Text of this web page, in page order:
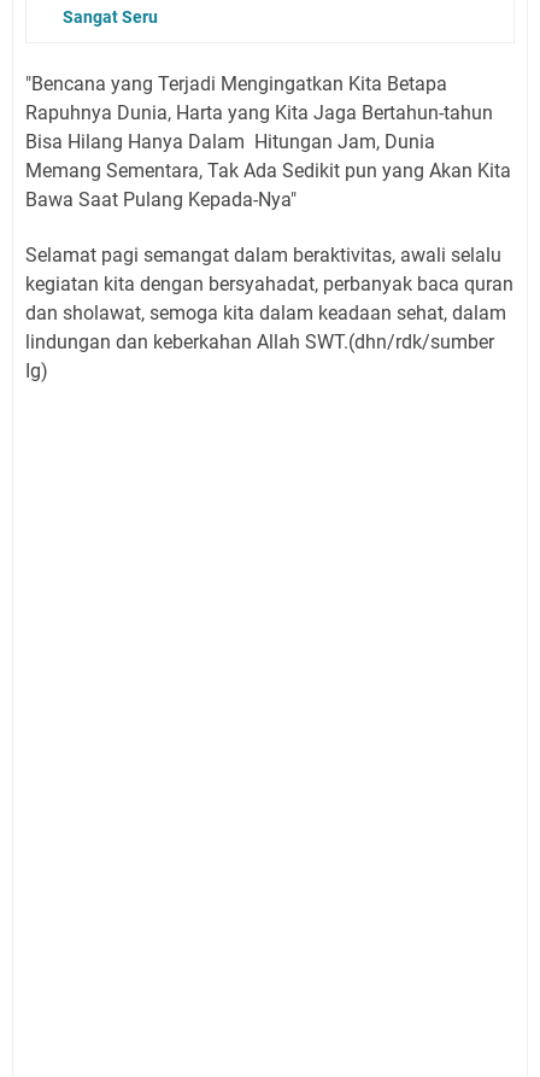
Sangat Seru
"Bencana yang Terjadi Mengingatkan Kita Betapa
Rapuhnya Dunia, Harta yang Kita Jaga Bertahun-tahun
Bisa Hilang Hanya Dalam Hitungan Jam, Dunia
Memang Sementara, Tak Ada Sedikit pun yang Akan Kita
Bawa Saat Pulang Kepada-Nya"
Selamat pagi semangat dalam beraktivitas, awali selalu
kegiatan kita dengan bersyahadat, perbanyak baca quran
dan sholawat, semoga kita dalam keadaan sehat, dalam
lindungan dan keberkahan Allah SWT.(dhn/rdk/sumber
Ig)